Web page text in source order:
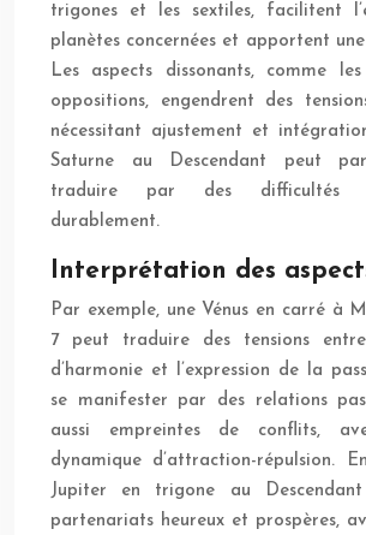
trigones et les sextiles, facilitent
planètes concernées et apportent
Les aspects dissonants, comme
oppositions, engendrent des
nécessitant ajustement et
Saturne au Descendant peut
traduire par des difficultés à
durablement.
Interprétation des
Par exemple, une Vénus en carré à
7 peut traduire des tensions
d’harmonie et l’expression de la
se manifester par des relations
aussi empreintes de conflits,
dynamique d’attraction-répulsion.
Jupiter en trigone au
partenariats heureux et prospères,